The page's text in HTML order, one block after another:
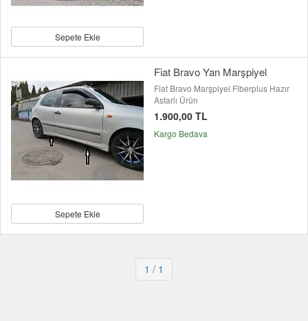
Sepete Ekle
Sepete Ekle
Fiat Bravo Yan Marşpiyel
Fiat Bravo Marşpiyel Fiberplus Hazır
Astarlı Ürün
1.900,00 TL
Kargo Bedava
1 / 1